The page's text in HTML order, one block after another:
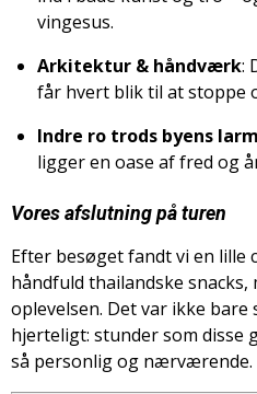
vingesus.
Arkitektur & håndværk:
får hvert blik til at stoppe
Indre ro trods byens larm
ligger en oase af fred og
Vores afslutning på turen
Efter besøget fandt vi en lille
håndfuld thailandske snacks,
oplevelsen. Det var ikke bare
hjerteligt: stunder som disse
så personlig og nærværende.